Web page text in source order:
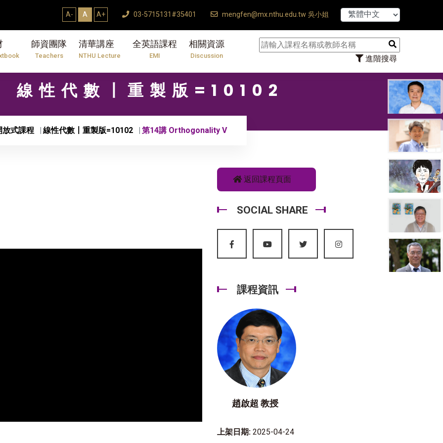
A- A A+ 03-5715131#35401 mengfen@mx.nthu.edu.tw 吳小姐
師資團隊
Teachers
清華講座
NTHU Lecture
全英語課程
EMI
相關資源
Discussion 進階搜尋
【7/31】114
線性代數〡重製版=10102
放式課程 線性代數〡重製版=10102 第14講 Orthogonality V
返回課程頁面
SOCIAL SHARE
課程資訊
趙啟超 教授
上架日期: 2025-04-24